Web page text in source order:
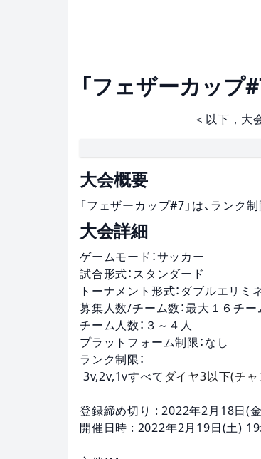
「フェザーカップ
＜以下，大
大会概要
「フェザーカップ#7」は、ランク
大会詳細
ゲームモード：サッカー
試合形式：スタンダード
トーナメント形式：ダブルエリミ
募集人数/チーム数：最大１６チー
チーム人数：３～４人
プラットフォーム制限：なし
ランク制限：
3v,2v,1vすべて ダイヤ3以下(チ
登録締め切り : 2022年2月18日(
開催日時 : 2022年2月19日(土)